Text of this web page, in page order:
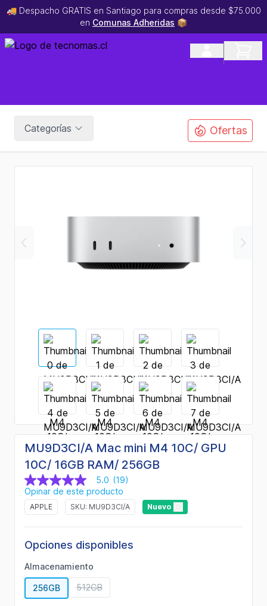
🚚 Despacho GRATIS en Santiago para compras desde $75.000
en Comunas Adheridas 📦
Categorías Ofertas
MU9D3CI/A Mac mini M4 10C/ GPU
10C/ 16GB RAM/ 256GB
5.0
de
5
estrellas,
de
valoración.
Read
19
Reviews.
Enlace
en
5.0 (19)
Opinar de este producto
APPLE SKU: MU9D3CI/A Nuevo
Opciones disponibles
Almacenamiento
256GB 512GB